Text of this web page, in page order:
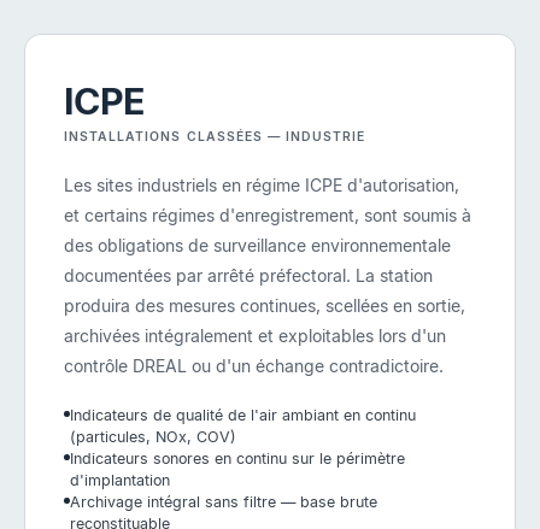
ICPE
INSTALLATIONS CLASSÉES — INDUSTRIE
Les sites industriels en régime ICPE d'autorisation,
et certains régimes d'enregistrement, sont soumis à
des obligations de surveillance environnementale
documentées par arrêté préfectoral. La station
produira des mesures continues, scellées en sortie,
archivées intégralement et exploitables lors d'un
contrôle DREAL ou d'un échange contradictoire.
Indicateurs de qualité de l'air ambiant en continu
(particules, NOx, COV)
Indicateurs sonores en continu sur le périmètre
d'implantation
Archivage intégral sans filtre — base brute
reconstituable